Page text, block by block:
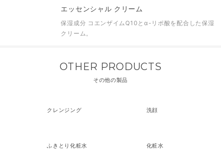
エッセンシャル クリーム
保湿成分 コエンザイムQ10とα-リポ酸を配合した保湿
クリーム。
OTHER PRODUCTS
その他の製品
クレンジング 洗顔
ふきとり化粧水 化粧水